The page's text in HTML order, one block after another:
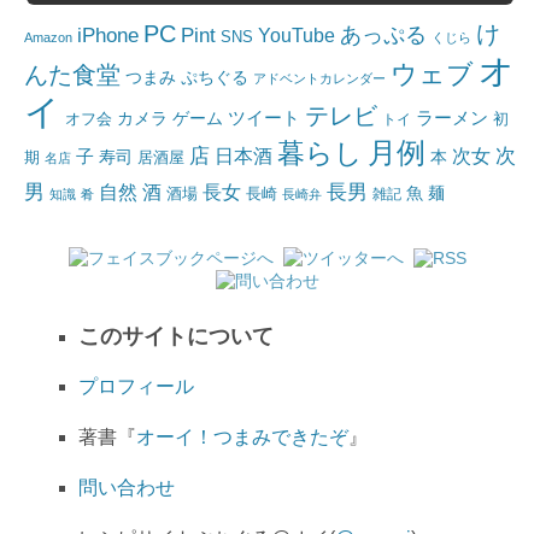
Amazon iPhone PC Pint SNS YouTube あっぷる くじら け
んた食堂 つまみ ぷちぐる アドベントカレンダー ウェブ オ
イ
オフ会 カメラ ゲーム ツイート テレビ トイ ラーメン 初
期 名店 子 寿司 居酒屋 店 日本酒 暮らし 月例 本 次女 次
男 知識 肴 自然 酒 酒場 長女 長崎 長崎弁 長男 雑記 魚 麺
このサイトについて
プロフィール
著書『オーイ！つまみできたぞ』
問い合わせ